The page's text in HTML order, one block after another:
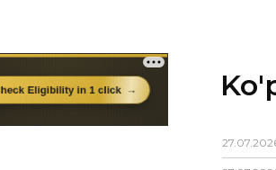
27.07.